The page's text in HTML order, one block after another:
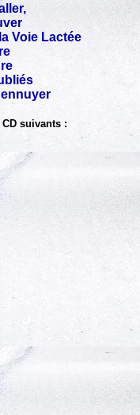
Voie Lactée
suivants :